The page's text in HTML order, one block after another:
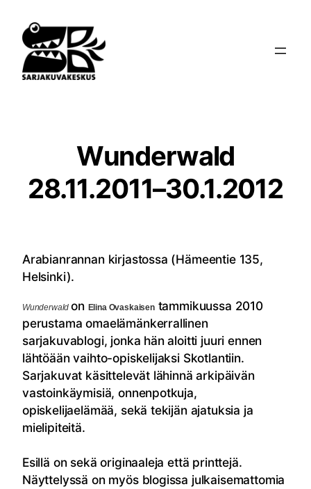
sisältöön
Wunderwald
28.11.2011–30.1.2012
Arabianrannan kirjastossa (Hämeentie 135,
Helsinki).
Wunderwaldon Elina Ovaskaisentammikuussa 2010
perustama omaelämänkerrallinen
sarjakuvablogi, jonka hän aloitti juuri ennen
lähtöään vaihto-opiskelijaksi Skotlantiin.
Sarjakuvat käsittelevät lähinnä arkipäivän
vastoinkäymisiä, onnenpotkuja,
opiskelijaelämää, sekä tekijän ajatuksia ja
mielipiteitä.
Esillä on sekä originaaleja että printtejä.
Näyttelyssä on myös blogissa julkaisemattomia